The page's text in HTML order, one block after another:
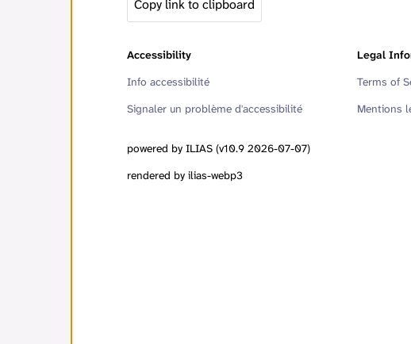
Copy link to clipboard
Accessibility
Info accessibilité
Signaler un problème d'accessibilité
Legal
Terms of
Mentions
powered by ILIAS (v10.9 2026-07-07)
rendered by ilias-webp3